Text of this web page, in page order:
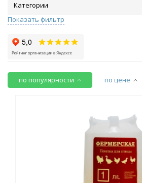
Категории
Показать фильтр
по популярности по цене